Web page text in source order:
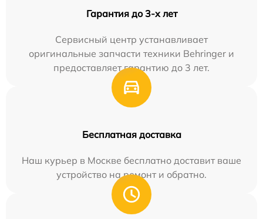
Гарантия до 3-х лет
Сервисный центр устанавливает
оригинальные запчасти техники Behringer и
предоставляет гарантию до 3 лет.
Бесплатная доставка
Наш курьер в Москве бесплатно доставит ваше
устройство на ремонт и обратно.